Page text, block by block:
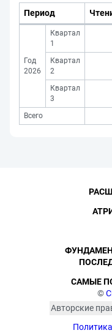
Период
Год
2026
Квартал
1
Квартал
2
Квартал
3
Всего
©
Авторские
САМЫЕ